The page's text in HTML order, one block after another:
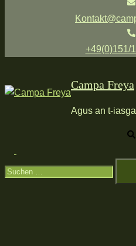
+49(0)151/
Campa Freya
Agus an t-
umschalten
Suchen
nach: